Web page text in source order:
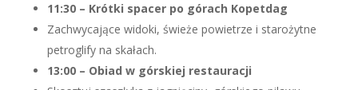
11:30 – Krótki spacer po górach Kopetdag
Zachwycające widoki, świeże powietrze i starożytne
petroglify na skałach.
13:00 – Obiad w górskiej restauracji